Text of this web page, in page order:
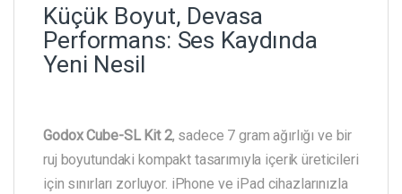
Küçük Boyut, Devasa
Performans: Ses Kaydında
Yeni Nesil
Godox Cube-SL Kit 2, sadece 7 gram ağırlığı ve bir
ruj boyutundaki kompakt tasarımıyla içerik üreticileri
için sınırları zorluyor. iPhone ve iPad cihazlarınızla